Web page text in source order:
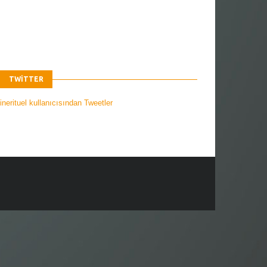
TWITTER
kullanıcısından Tweetler